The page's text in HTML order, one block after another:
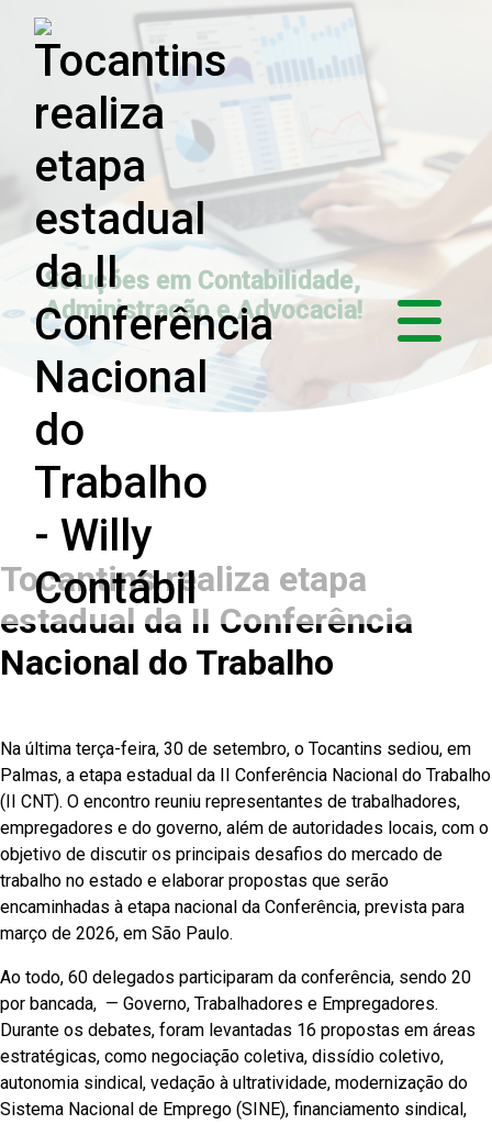
Soluções em Contabilidade,
Administração e Advocacia!
Tocantins realiza etapa
estadual da II Conferência
Nacional do Trabalho
Na última terça-feira, 30 de setembro, o Tocantins sediou, em
Palmas, a etapa estadual da II Conferência Nacional do Trabalho
(II CNT). O encontro reuniu representantes de trabalhadores,
empregadores e do governo, além de autoridades locais, com o
objetivo de discutir os principais desafios do mercado de
trabalho no estado e elaborar propostas que serão
encaminhadas à etapa nacional da Conferência, prevista para
março de 2026, em São Paulo.
Ao todo, 60 delegados participaram da conferência, sendo 20
por bancada, — Governo, Trabalhadores e Empregadores.
Durante os debates, foram levantadas 16 propostas em áreas
estratégicas, como negociação coletiva, dissídio coletivo,
autonomia sindical, vedação à ultratividade, modernização do
Sistema Nacional de Emprego (SINE), financiamento sindical,